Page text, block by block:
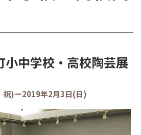
小中学校・高校陶芸展
祝)ー2019年2月3日(日)